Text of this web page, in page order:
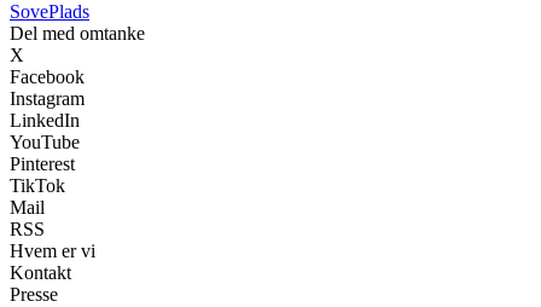
SovePlads
Del med omtanke
X
Facebook
Instagram
LinkedIn
YouTube
Pinterest
TikTok
Mail
RSS
Hvem er vi
Kontakt
Presse